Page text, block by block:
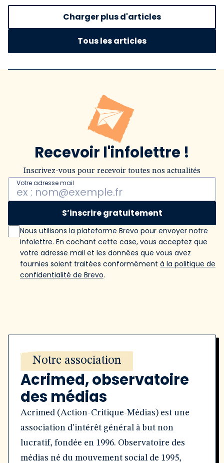
Charger plus d'articles
Tous les articles
Recevoir l'infolettre !
Inscrivez-vous pour recevoir toutes nos actualités
Votre adresse mail
S’inscrire gratuitement
Nous utilisons la plateforme Brevo pour envoyer notre
infolettre. En cochant cette case, vous acceptez que
votre adresse mail et les données que vous avez
fournies soient traitées conformément à la politique de
confidentialité de Brevo.
Notre association
Acrimed, observatoire
des médias
Acrimed (Action-Critique-Médias) est une
association d'intérêt général à but non
lucratif, fondée en 1996. Observatoire des
médias né du mouvement social de 1995,